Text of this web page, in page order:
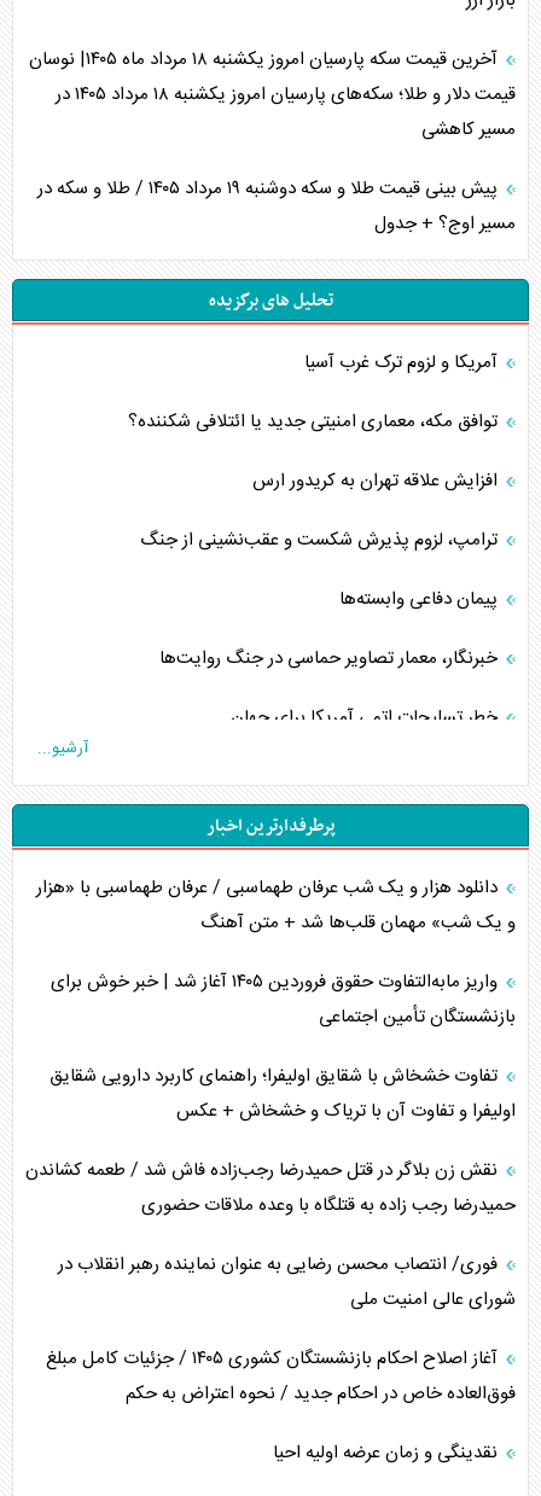
آخرین قیمت سکه پارسیان امروز یکشنبه ۱۸ مرداد ماه ۱۴۰۵| نوسان
قیمت دلار و طلا؛ سکه‌های پارسیان امروز یکشنبه ۱۸ مرداد ۱۴۰۵ در
مسیر کاهشی
پیش بینی قیمت طلا و سکه دوشنبه ۱۹ مرداد ۱۴۰۵ / طلا و سکه در
مسیر اوج؟ + جدول
تحلیل های برگزیده
آمریکا و لزوم ترک غرب آسیا
توافق مکه، معماری امنیتی جدید یا ائتلافی شکننده؟
افزایش علاقه تهران به کریدور ارس
ترامپ، لزوم پذیرش شکست و عقب‌نشینی از جنگ
پیمان دفاعی‌ وابسته‌ها
خبرنگار، معمار تصاویر حماسی در جنگ روایت‌ها
خطر تسلیحات اتمی آمریکا برای جهان
چگونه عربستان برابر ایران دچار خطای محاسباتی شد؟
جاده ابریشم فضایی/ نفوذ راهبردی و فرازمینی چین
انصارالله و تثبیت معادله «محاصره برابر محاصره»
مصالحه نافرجام سعودی – اماراتی
محدودیت صادرات نفت عربستان
چگونه مقاومت صحنه جنگ را تغییر می‌دهد؟
جنگ رمضان و معضل حضور نظامیان آمریکایی
تحلیل جامع پدیده تراستی‌ها
تأثیر جنگ ایران و آمریکا بر اقتصاد جهانی
آرشیو...
پرطرفدارترین اخبار
دانلود هزار و یک شب عرفان طهماسبی / عرفان طهماسبی با «هزار
و یک شب» مهمان قلب‌ها شد + متن آهنگ
واریز مابه‌التفاوت حقوق فروردین ۱۴۰۵ آغاز شد | خبر خوش برای
بازنشستگان تأمین اجتماعی
تفاوت خشخاش با شقایق اولیفرا؛ راهنمای کاربرد دارویی شقایق
اولیفرا و تفاوت آن با تریاک و خشخاش + عکس
نقش زن بلاگر در قتل حمیدرضا رجب‌زاده فاش شد / طعمه کشاندن
حمیدرضا رجب زاده به قتلگاه با وعده ملاقات حضوری
فوری/ انتصاب محسن رضایی به عنوان نماینده رهبر انقلاب در
شورای عالی امنیت ملی
آغاز اصلاح احکام بازنشستگان کشوری ۱۴۰۵ / جزئیات کامل مبلغ
فوق‌العاده خاص در احکام جدید / نحوه اعتراض به حکم
نقدینگی و زمان عرضه اولیه احیا